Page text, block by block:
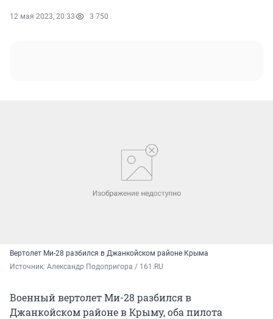
12 мая 2023, 20:33 3 750
Вертолет Ми-28 разбился в Джанкойском районе Крыма
Источник: Александр Подопригора / 161.RU
Военный вертолет Ми-28 разбился в
Джанкойском районе в Крыму, оба пилота